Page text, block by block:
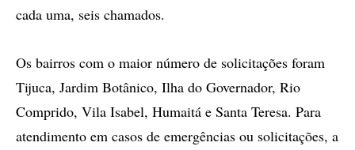
cada uma, seis chamados.
Os bairros com o maior número de solicitações foram
Tijuca, Jardim Botânico, Ilha do Governador, Rio
Comprido, Vila Isabel, Humaitá e Santa Teresa. Para
atendimento em casos de emergências ou solicitações, a